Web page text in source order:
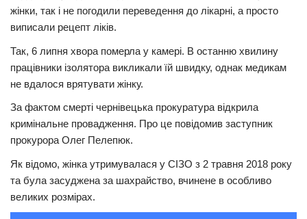
Кримінал
Трагедії
Курйози
Суспільство
Шоу-біз
#Війна
жінки, так і не погодили переведення до лікарні, а просто
виписали рецепт ліків.
Так, 6 липня хвора померла у камері. В останню хвилину
працівники ізолятора викликали їй швидку, однак медикам
не вдалося врятувати жінку.
За фактом смерті чернівецька прокуратура відкрила
кримінальне провадження. Про це повідомив заступник
прокурора Олег Пелепюк.
Як відомо, жінка утримувалася у СІЗО з 2 травня 2018 року
та була засуджена за шахрайство, вчинене в особливо
великих розмірах.